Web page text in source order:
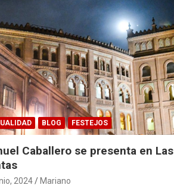
BLOG FESTEJOS
Caballero se presenta en Las
2024 Mariano